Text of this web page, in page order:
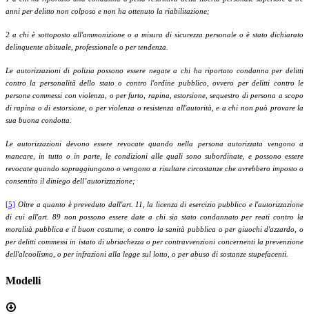
anni per delitto non colposo e non ha ottenuto la riabilitazione;
2 a chi è sottoposto all'ammonizione o a misura di sicurezza personale o è stato dichiarato
delinquente abituale, professionale o per tendenza.
Le autorizzazioni di polizia possono essere negate a chi ha riportato condanna per delitti
contro la personalità dello stato o contro l'ordine pubblico, ovvero per delitti contro le
persone commessi con violenza, o per furto, rapina, estorsione, sequestro di persona a scopo
di rapina o di estorsione, o per violenza o resistenza all'autorità, e a chi non può provare la
sua buona condotta.
Le autorizzazioni devono essere revocate quando nella persona autorizzata vengono a
mancare, in tutto o in parte, le condizioni alle quali sono subordinate, e possono essere
revocate quando sopraggiungono o vengono a risultare circostanze che avrebbero imposto o
consentito il diniego dell’autorizzazione;
[5] Oltre a quanto è preveduto dall'art. 11, la licenza di esercizio pubblico e l'autorizzazione
di cui all'art. 89 non possono essere date a chi sia stato condannato per reati contro la
moralità pubblica e il buon costume, o contro la sanità pubblica o per giuochi d'azzardo, o
per delitti commessi in istato di ubriachezza o per contravvenzioni concernenti la prevenzione
dell'alcoolismo, o per infrazioni alla legge sul lotto, o per abuso di sostanze stupefacenti.
Modelli